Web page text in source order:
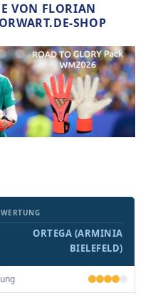
VON FLORIAN
SHOP
ORTEGA (ARMINIA
BIELEFELD)